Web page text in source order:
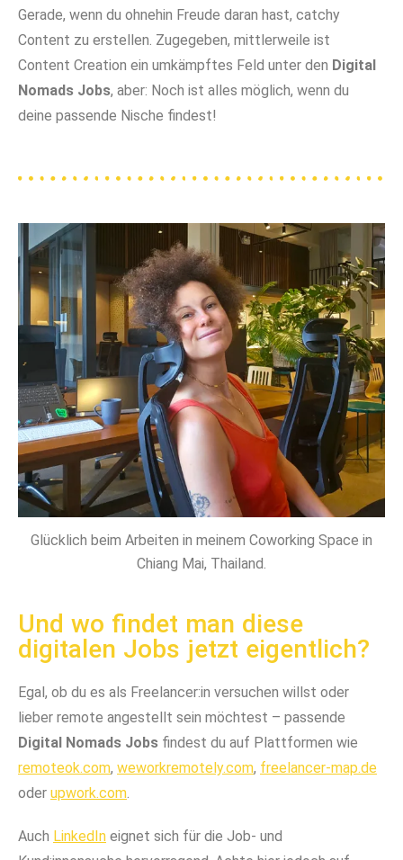
Gerade, wenn du ohnehin Freude daran hast, catchy
Content zu erstellen. Zugegeben, mittlerweile ist
Content Creation ein umkämpftes Feld unter den Digital
Nomads Jobs, aber: Noch ist alles möglich, wenn du
deine passende Nische findest!
Glücklich beim Arbeiten in meinem Coworking Space in
Chiang Mai, Thailand.
Und wo findet man diese
digitalen Jobs jetzt eigentlich?
Egal, ob du es als Freelancer:in versuchen willst oder
lieber remote angestellt sein möchtest – passende
Digital Nomads Jobs findest du auf Plattformen wie
remoteok.com, weworkremotely.com, freelancer-map.de
oder upwork.com
Auch LinkedIn eignet sich für die Job- und